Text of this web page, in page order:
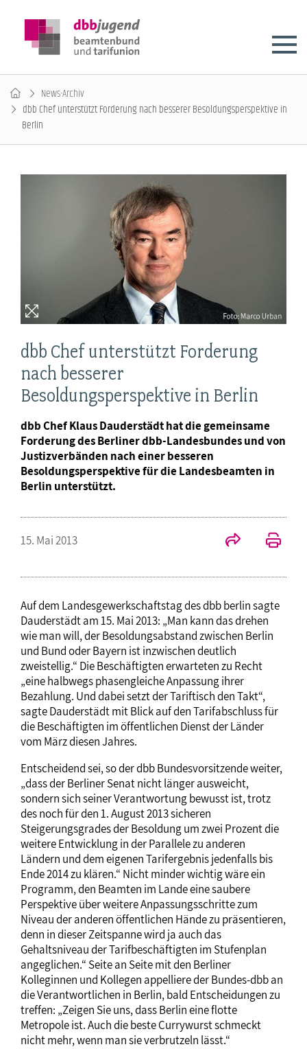
News-Archiv
dbb Chef unterstützt Forderung nach besserer Besoldungsperspektive in
Berlin
dbb Chef unterstützt Forderung
nach besserer
Besoldungsperspektive in Berlin
dbb Chef Klaus Dauderstädt hat die gemeinsame
Forderung des Berliner dbb-Landesbundes und von
Justizverbänden nach einer besseren
Besoldungsperspektive für die Landesbeamten in
Berlin unterstützt.
15. Mai 2013
Auf dem Landesgewerkschaftstag des dbb berlin sagte
Dauderstädt am 15. Mai 2013: „Man kann das drehen
wie man will, der Besoldungsabstand zwischen Berlin
und Bund oder Bayern ist inzwischen deutlich
zweistellig.“ Die Beschäftigten erwarteten zu Recht
„eine halbwegs phasengleiche Anpassung ihrer
Bezahlung. Und dabei setzt der Tariftisch den Takt“,
sagte Dauderstädt mit Blick auf den Tarifabschluss für
die Beschäftigten im öffentlichen Dienst der Länder
vom März diesen Jahres.
Entscheidend sei, so der dbb Bundesvorsitzende weiter,
„dass der Berliner Senat nicht länger ausweicht,
sondern sich seiner Verantwortung bewusst ist, trotz
des noch für den 1. August 2013 sicheren
Steigerungsgrades der Besoldung um zwei Prozent die
weitere Entwicklung in der Parallele zu anderen
Ländern und dem eigenen Tarifergebnis jedenfalls bis
Ende 2014 zu klären.“ Nicht minder wichtig wäre ein
Programm, den Beamten im Lande eine saubere
Perspektive über weitere Anpassungsschritte zum
Niveau der anderen öffentlichen Hände zu präsentieren,
denn in dieser Zeitspanne wird ja auch das
Gehaltsniveau der Tarifbeschäftigten im Stufenplan
angeglichen.“ Seite an Seite mit den Berliner
Kolleginnen und Kollegen appelliere der Bundes-dbb an
die Verantwortlichen in Berlin, bald Entscheidungen zu
treffen: „Zeigen Sie uns, dass Berlin eine flotte
Metropole ist. Auch die beste Currywurst schmeckt
nicht mehr, wenn man sie verbrutzeln lässt.“